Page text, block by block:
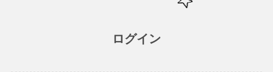
ログイン